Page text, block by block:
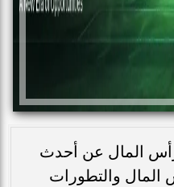
المال عن أحدث
المال والتطورات